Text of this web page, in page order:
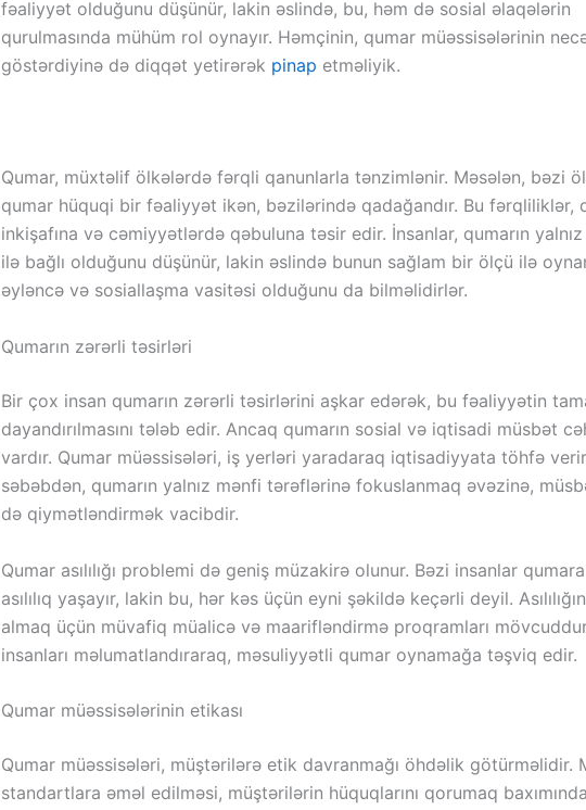
fəaliyyət olduğunu düşünür, lakin əslində, bu, həm də sosial əlaqələrin
qurulmasında mühüm rol oynayır. Həmçinin, qumar müəssisələrinin
göstərdiyinə də diqqət yetirərək pinap etməliyik.
Qumar, müxtəlif ölkələrdə fərqli qanunlarla tənzimlənir. Məsələn, bəzi
qumar hüquqi bir fəaliyyət ikən, bəzilərində qadağandır. Bu fərqliliklər,
inkişafına və cəmiyyətlərdə qəbuluna təsir edir. İnsanlar, qumarın
ilə bağlı olduğunu düşünür, lakin əslində bunun sağlam bir ölçü ilə
əyləncə və sosiallaşma vasitəsi olduğunu da bilməlidirlər.
Qumarın zərərli təsirləri
Bir çox insan qumarın zərərli təsirlərini aşkar edərək, bu fəaliyyətin
dayandırılmasını tələb edir. Ancaq qumarın sosial və iqtisadi müsbət
vardır. Qumar müəssisələri, iş yerləri yaradaraq iqtisadiyyata töhfə
səbəbdən, qumarın yalnız mənfi tərəflərinə fokuslanmaq əvəzinə,
də qiymətləndirmək vacibdir.
Qumar asılılığı problemi də geniş müzakirə olunur. Bəzi insanlar
asılılıq yaşayır, lakin bu, hər kəs üçün eyni şəkildə keçərli deyil. Asılılığın
almaq üçün müvafiq müalicə və maarifləndirmə proqramları
insanları məlumatlandıraraq, məsuliyyətli qumar oynamağa təşviq edir.
Qumar müəssisələrinin etikası
Qumar müəssisələri, müştərilərə etik davranmağı öhdəlik götürməlidir.
standartlara əməl edilməsi, müştərilərin hüquqlarını qorumaq